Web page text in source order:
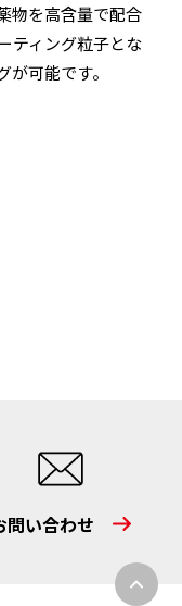
物を高含量で配合
ティング粒子とな
可能です。
問い合わせ